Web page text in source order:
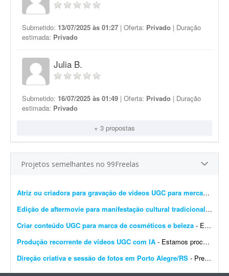
Submetido: 13/07/2025 às 01:27 | Oferta: Privado | Duração
estimada: Privado
Julia B.
Submetido: 16/07/2025 às 01:49 | Oferta: Privado | Duração
estimada: Privado
+ 3 propostas
Projetos semelhantes no 99Freelas
Atriz ou criadora para gravação de vídeos UGC para mercado imobiliário
Edição de aftermovie para manifestação cultural tradicional
-
Criar conteúdo UGC para marca de cosméticos e beleza - Estamos procurando criadoras UGC para produzir vídeos de beleza e cosméticos para a marca Rainha Nativa. - Nicho: beleza e cosméticos - Conteúdos: naturais, demonstra&c...
Produção recorrente de vídeos UGC com IA - Estamos procurando um(a) profissional para produção recorrente de **vídeos UGC com Inteligência Artificial para anúncios de e-commerce**. Os vídeos dever&a...
Direção criativa e sessão de fotos em Porto Alegre/RS - Preciso de um profissional com olhar contemporâneo para a fotografia e referências em design e arquitetura para fotografar os 4 sócios da minha marca de móveis de design. ...